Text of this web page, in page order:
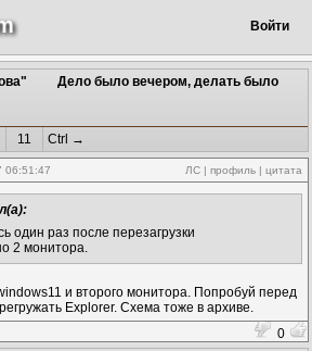
Войти
Дело было вечером, делать было
11 Ctrl →
06:51:47 ЛС | профиль | цитата
один раз после перезагрузки
2 монитора.
и второго монитора. Попробуй перед
Explorer. Схема тоже в архиве.
0